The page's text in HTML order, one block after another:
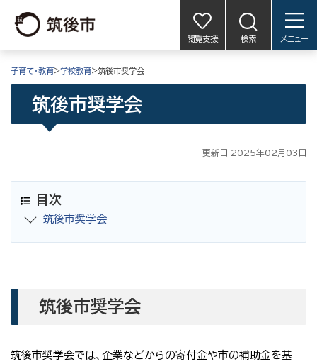
閲覧支援 検索 メニュー
子育て・教育>学校教育>筑後市奨学会
筑後市奨学会
更新日 2025年02月03日
目次
筑後市奨学会
筑後市奨学会
筑後市奨学会では、企業などからの寄付金や市の補助金を基